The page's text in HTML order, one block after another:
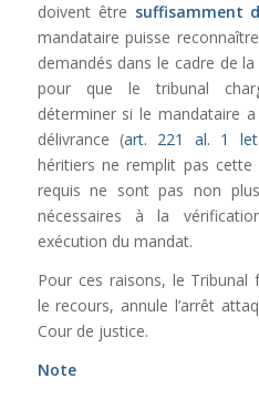
doivent être suffisamment
mandataire puisse
demandés dans le cadre de la
pour que le tribunal
déterminer si le mandataire
délivrance (art. 221 al. 1
héritiers ne remplit pas
requis ne sont pas non
nécessaires à la
exécution du mandat.
Pour ces raisons, le
le recours, annule l’arrêt
Cour de justice.
Note